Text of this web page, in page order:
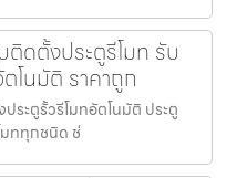
ติดตั้งประตูรีโมท รับ
โนมัติ ราคาถูก
ระตูรั้วรีโมทอัตโนมัติ ประตู
มททุกชนิด ช่